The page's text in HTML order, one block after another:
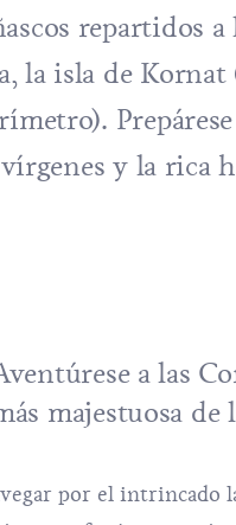
repartidos a
la isla de Kornat
y la rica
a las
majestuosa de
por el intrincado